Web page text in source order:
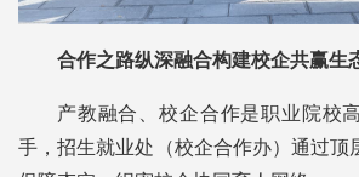
合作之路纵深融合构建校企共赢生
产教融合、校企合作是职业院校
手，招生就业处（校企合作办）通过顶